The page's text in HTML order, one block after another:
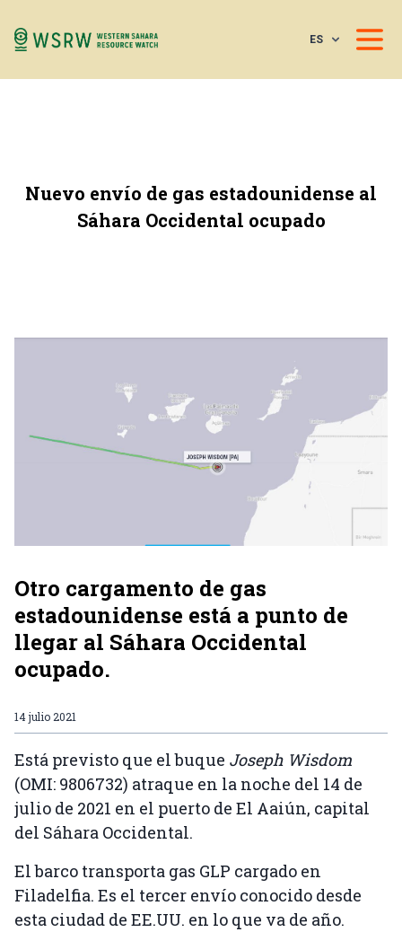
ES
Nuevo envío de gas estadounidense al
Sáhara Occidental ocupado
Otro cargamento de gas
estadounidense está a punto de
llegar al Sáhara Occidental
ocupado.
14 julio 2021
Está previsto que el buque Joseph Wisdom
(OMI: 9806732) atraque en la noche del 14 de
julio de 2021 en el puerto de El Aaiún, capital
del Sáhara Occidental.
El barco transporta gas GLP cargado en
Filadelfia. Es el tercer envío conocido desde
esta ciudad de EE.UU. en lo que va de año.